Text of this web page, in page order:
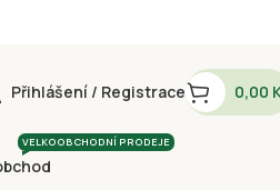
Přihlášení / Registrace 0,00
VELKOOBCHODNÍ PRODEJE